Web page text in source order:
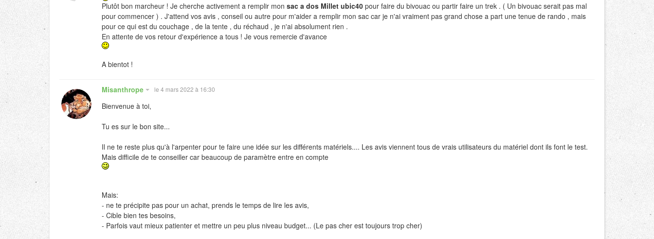
Plutôt bon marcheur ! Je cherche activement a remplir mon sac a dos Millet ubic40pour faire du bivouac ou partir faire un trek . ( Un bivouac serait pas mal
pour commencer ) . J'attend vos avis , conseil ou autre pour m'aider a remplir mon sac car je n'ai vraiment pas grand chose a part une tenue de rando , mais
pour ce qui est du couchage , de la tente , du réchaud , je n'ai absolument rien .
En attente de vos retour d'expérience a tous ! Je vous remercie d'avance
A bientot !
Misanthrope le 4 mars 2022 à 16:30
Bienvenue à toi,
Tu es sur le bon site...
Il ne te reste plus qu'à l'arpenter pour te faire une idée sur les différents matériels.... Les avis viennent tous de vrais utilisateurs du matériel dont ils font le test.
Mais difficile de te conseiller car beaucoup de paramètre entre en compte
Mais:
- ne te précipite pas pour un achat, prends le temps de lire les avis,
- Cible bien tes besoins,
- Parfois vaut mieux patienter et mettre un peu plus niveau budget... (Le pas cher est toujours trop cher)